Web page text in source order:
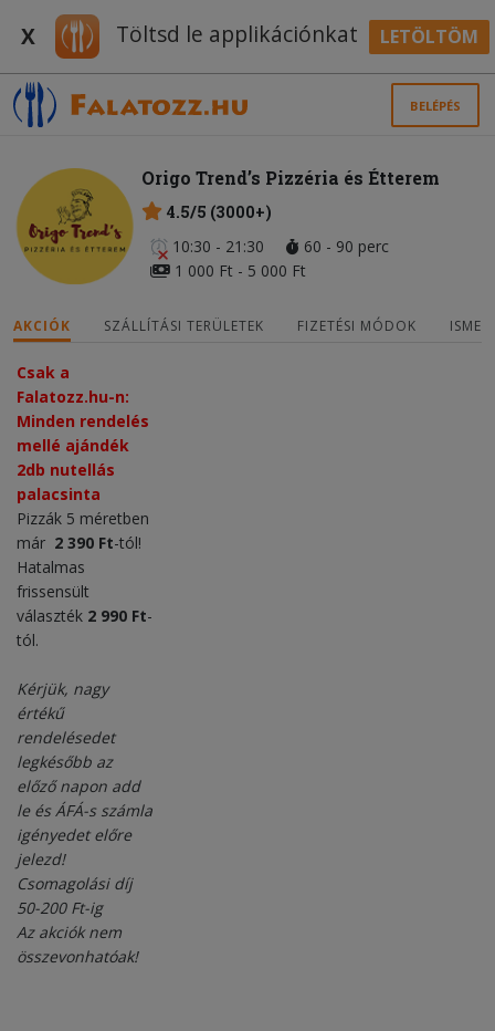
X Töltsd le applikációnkat LETÖLTÖM
BELÉPÉS
Origo Trend’s Pizzéria és Étterem
4.5/5 (3000+)
10:30 - 21:30
60 - 90 perc
1 000 Ft - 5 000 Ft
AKCIÓK SZÁLLÍTÁSI TERÜLETEK FIZETÉSI MÓDOK
Csak a
Falatozz.hu-n:
Minden rendelés
mellé ajándék
2db nutellás
palacsinta
Pizzák 5 méretben
már 2 390 Ft-tól!
Hatalmas
frissensült
választék 2 990 Ft-
tól.
Kérjük, nagy
értékű
rendelésedet
legkésőbb az
előző napon add
le és ÁFÁ-s számla
igényedet előre
jelezd!
Csomagolási díj
50-200 Ft-ig
Az akciók nem
összevonhatóak!